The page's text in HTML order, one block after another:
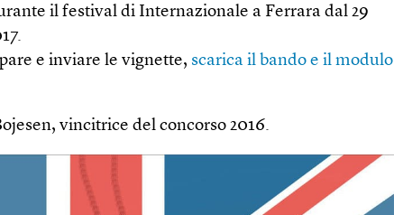
il festival di Internazionale a Ferrara dal 29
e inviare le vignette, scarica il bando e il modulo
vincitrice del concorso 2016.